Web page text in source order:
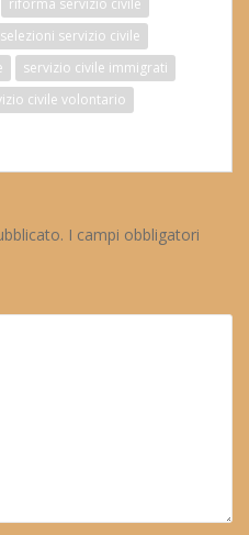
riforma servizio civile
selezioni servizio civile
servizio civile immigrati
civile volontario
I campi obbligatori